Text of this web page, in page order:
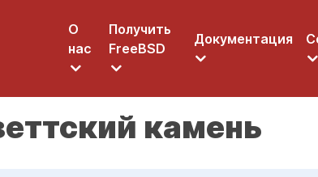
О
нас
Получить
FreeBSD
Документация
камень